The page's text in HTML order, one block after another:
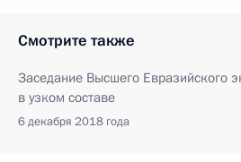
Смотрите также
Заседание Высшего Евразийского
в узком составе
6 декабря 2018 года